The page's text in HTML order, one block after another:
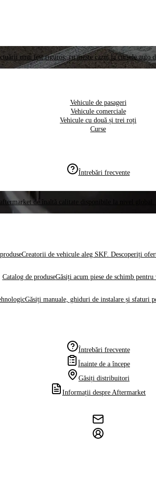
unui test riguros, cu meste cazul la cursele
Vehicule de pasageri
Vehicule comerciale
Vehicule cu două și trei roți
Curse
Întrebări frecvente
de înaltă calitate disponibile la nivel
Creatorii de vehicule aleg SKF. Descoperiți
Catalog de produseGăsiți acum piese de schimb pentru
Găsiți manuale, ghiduri de instalare și sfaturi
Întrebări frecvente
Înainte de a începe
Găsiți distribuitori
Informații despre Aftermarket